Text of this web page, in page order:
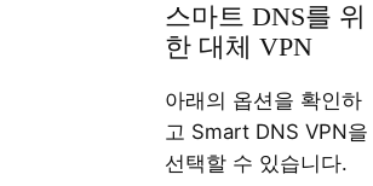
스마트 DNS를 위
한 대체 VPN
아래의 옵션을 확인하
고 Smart DNS VPN을
선택할 수 있습니다.